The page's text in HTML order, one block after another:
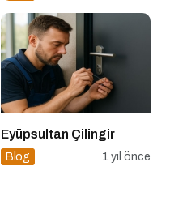
Eyüpsultan Çilingir
Blog 1 yıl önce